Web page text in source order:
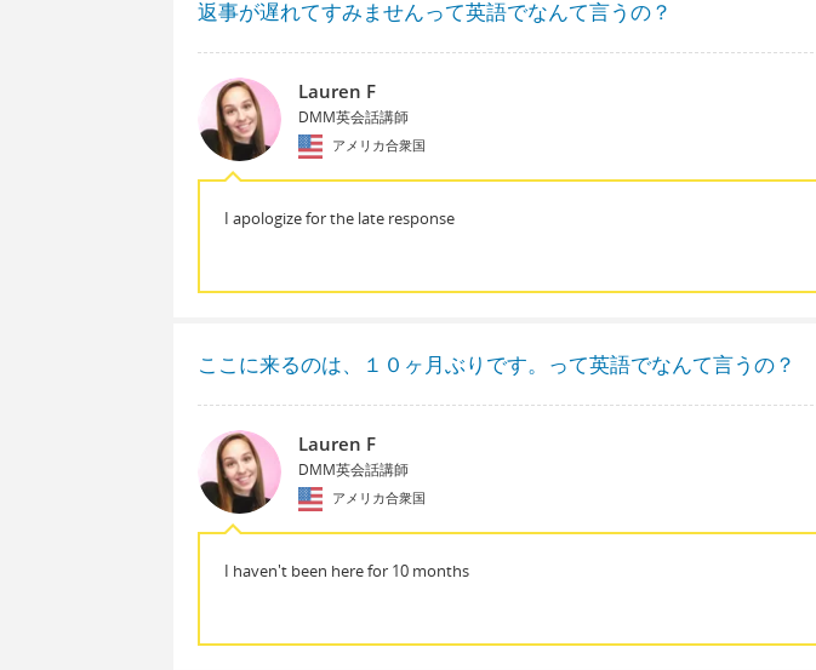
返事が遅れてすみませんって英語でなんて言うの？
Lauren F
DMM英会話講師
アメリカ合衆国
I apologize for the late response
ここに来るのは、１０ヶ月ぶりです。って英語でなんて言うの？
Lauren F
DMM英会話講師
アメリカ合衆国
I haven't been here for 10 months